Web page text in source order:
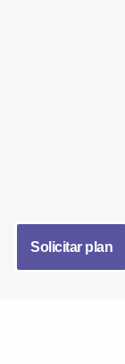
Solicitar plan